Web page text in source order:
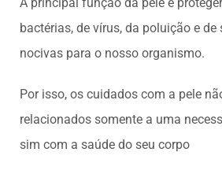
bactérias, de vírus, da poluição e
nocivas para o nosso organismo.
Por isso, os cuidados com a pele
relacionados somente a uma
sim com a saúde do seu corpo